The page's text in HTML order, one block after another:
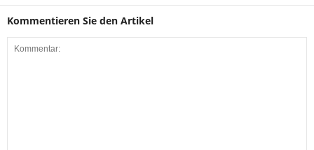
Kommentieren Sie den Artikel